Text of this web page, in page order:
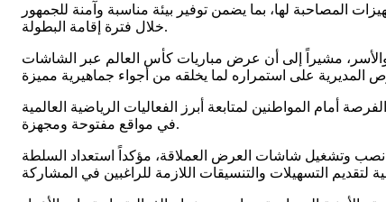
المصاحبة لها، بما يضمن توفير بيئة مناسبة وآمنة للجمهور
خلال فترة إقامة البطولة.
والأسر، مشيراً إلى أن عرض مباريات كأس العالم عبر الشاشات
أمام المواطنين لمتابعة أبرز الفعاليات الرياضية العالمية
في مواقع مفتوحة ومجهزة.
وتشغيل شاشات العرض العملاقة، مؤكداً استعداد السلطة